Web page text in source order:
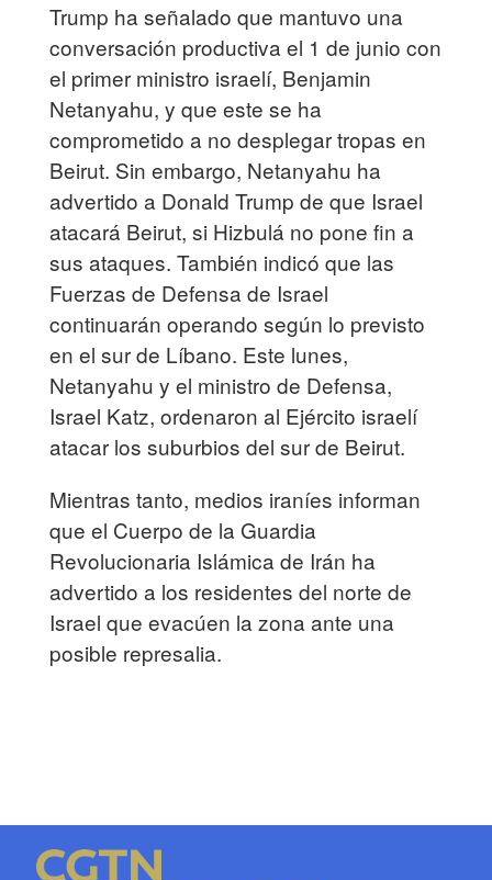
Trump ha señalado que mantuvo una
conversación productiva el 1 de junio con
el primer ministro israelí, Benjamin
Netanyahu, y que este se ha
comprometido a no desplegar tropas en
Beirut. Sin embargo, Netanyahu ha
advertido a Donald Trump de que Israel
atacará Beirut, si Hizbulá no pone fin a
sus ataques. También indicó que las
Fuerzas de Defensa de Israel
continuarán operando según lo previsto
en el sur de Líbano. Este lunes,
Netanyahu y el ministro de Defensa,
Israel Katz, ordenaron al Ejército israelí
atacar los suburbios del sur de Beirut.
Mientras tanto, medios iraníes informan
que el Cuerpo de la Guardia
Revolucionaria Islámica de Irán ha
advertido a los residentes del norte de
Israel que evacúen la zona ante una
posible represalia.